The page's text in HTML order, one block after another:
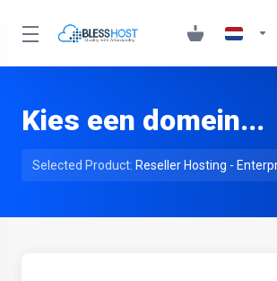
Kies een domein...
Selected Product: Reseller Hosting -